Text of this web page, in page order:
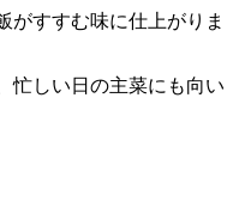
がすすむ味に仕上がりま
忙しい日の主菜にも向い